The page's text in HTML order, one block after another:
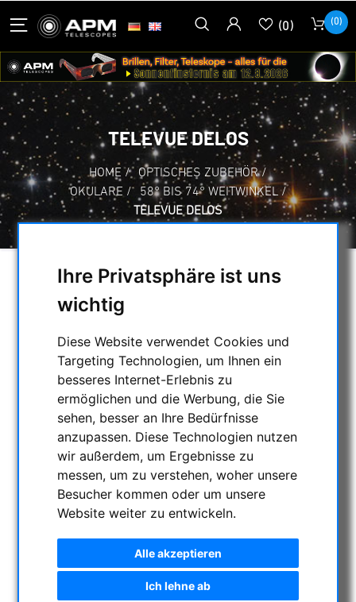
Ihre Privatsphäre ist uns
wichtig
Diese Website verwendet Cookies und
Targeting Technologien, um Ihnen ein
besseres Internet-Erlebnis zu
ermöglichen und die Werbung, die Sie
sehen, besser an Ihre Bedürfnisse
anzupassen. Diese Technologien nutzen
wir außerdem, um Ergebnisse zu
messen, um zu verstehen, woher unsere
Besucher kommen oder um unsere
Website weiter zu entwickeln.
Alle akzeptieren
Ich lehne ab
(0) (0)
TELEVUE DELOS
HOME / OPTISCHES ZUBEHÖR /
OKULARE / 58° BIS 74° WEITWINKEL /
TELEVUE DELOS
AUSWAHL
KATEGORIEN
NACHTSICHTGERÄTE , WÄRMEKAMERAS &
ENTFERNUNGSMESSER
AKTUELLE ANGEBOTE
ASTROPROFESSIONAL TELESCOPES
SECONDHAND & LAGERBESTAND
APM PRODUKTE
ASTROEINSTIEG
SONNENBEOBACHTUNG
FERNGLÄSER, SPEKTIVE